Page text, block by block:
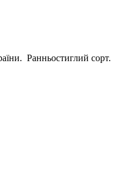
Ранньостиглий сорт.